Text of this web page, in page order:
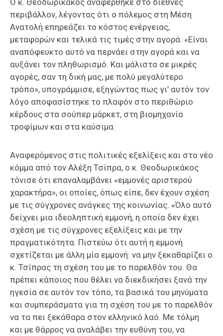
περιβάλλον, λέγοντας ότι ο πόλεμος στη Μέση
Ανατολή επηρεάζει το κόστος ενέργειας,
μεταφορών και τελικά τις τιμές στην αγορά. «Είναι
αναπόφευκτο αυτό να περνάει στην αγορά και να
αυξάνει τον πληθωρισμό. Και μάλιστα σε μικρές
αγορές, σαν τη δική μας, με πολύ μεγαλύτερο
τρόπο», υπογράμμισε, εξηγώντας πως γι’ αυτόν τον
λόγο αποφασίστηκε το πλαφόν στο περιθώριο
κέρδους στα σούπερ μάρκετ, στη βιομηχανία
τροφίμων και στα καύσιμα.
Αναφερόμενος στις πολιτικές εξελίξεις και στο νέο
κόμμα από τον Αλέξη Τσίπρα, ο κ. Θεοδωρικάκος
τόνισε ότι επαναλαμβάνει «εμμονές αριστερού
χαρακτήρα», οι οποίες, όπως είπε, δεν έχουν σχέση
με τις σύγχρονες ανάγκες της κοινωνίας. «Όλο αυτό
δείχνει μια ιδεοληπτική εμμονή, η οποία δεν έχει
σχέση με τις σύγχρονες εξελίξεις και με την
πραγματικότητα. Πιστεύω ότι αυτή η εμμονή
σχετίζεται με άλλη μία εμμονή: να μην ξεκαθαρίζει ο
κ. Τσίπρας τη σχέση του με το παρελθόν του. Θα
πρέπει κάποιος που θέλει να διεκδικήσει ξανά την
ηγεσία σε αυτόν τον τόπο, τα βασικά του μηνύματα
και συμπεράσματα για τη σχέση του με το παρελθόν
να τα πει ξεκάθαρα στον ελληνικό λαό. Με τόλμη
και με θάρρος να αναλάβει την ευθύνη του, να